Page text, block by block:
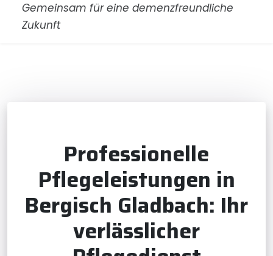
Gemeinsam für eine demenzfreundliche
Zukunft
Professionelle
Pflegeleistungen in
Bergisch Gladbach: Ihr
verlässlicher